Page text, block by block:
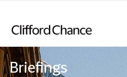
Briefings